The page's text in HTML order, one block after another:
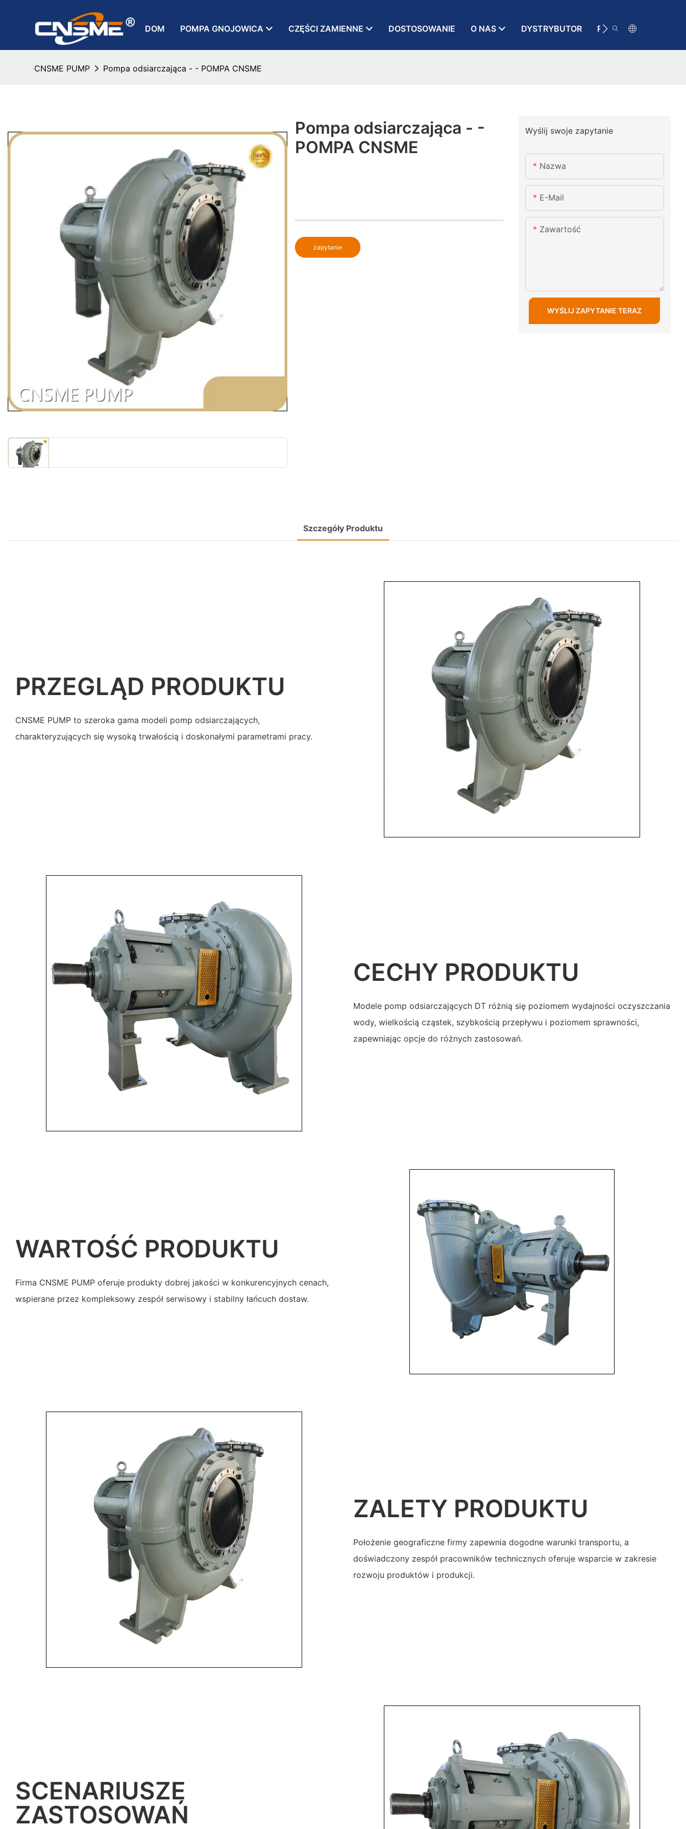
DOM POMPA GNOJOWICA CZĘŚCI ZAMIENNE DOSTOSOWANIE O NAS DYSTRYBUTOR RATUNEK
CNSME PUMP Pompa odsiarczająca - - POMPA CNSME
Pompa odsiarczająca - -
POMPA CNSME
zapytanie
Wyślij swoje zapytanie
Nazwa
E-Mail
Zawartość
WYŚLIJ ZAPYTANIE TERAZ
Szczegóły Produktu
PRZEGLĄD PRODUKTU
CNSME PUMP to szeroka gama modeli pomp odsiarczających,
charakteryzujących się wysoką trwałością i doskonałymi parametrami pracy.
CECHY PRODUKTU
Modele pomp odsiarczających DT różnią się poziomem wydajności oczyszczania
wody, wielkością cząstek, szybkością przepływu i poziomem sprawności,
zapewniając opcje do różnych zastosowań.
WARTOŚĆ PRODUKTU
Firma CNSME PUMP oferuje produkty dobrej jakości w konkurencyjnych cenach,
wspierane przez kompleksowy zespół serwisowy i stabilny łańcuch dostaw.
ZALETY PRODUKTU
Położenie geograficzne firmy zapewnia dogodne warunki transportu, a
doświadczony zespół pracowników technicznych oferuje wsparcie w zakresie
rozwoju produktów i produkcji.
SCENARIUSZE
ZASTOSOWAŃ